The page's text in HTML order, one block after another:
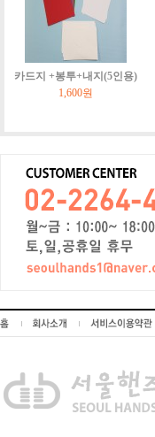
카드지 +봉투+내지(5인용)
1,600원